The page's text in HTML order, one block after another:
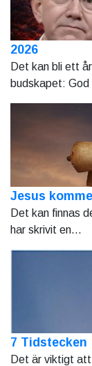
2026
Det kan bli ett
budskapet: God
Jesus
Det kan finnas
har skrivit en...
7 Tidstecken
Det är viktigt